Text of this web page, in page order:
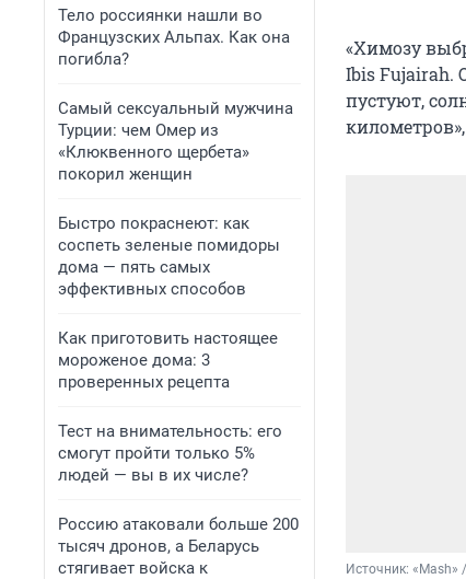
Тело россиянки нашли во
Французских Альпах. Как она
погибла?
Самый сексуальный мужчина
Турции: чем Омер из
«Клюквенного щербета»
покорил женщин
Быстро покраснеют: как
соспеть зеленые помидоры
дома — пять самых
эффективных способов
Как приготовить настоящее
мороженое дома: 3
проверенных рецепта
Тест на внимательность: его
смогут пройти только 5%
людей — вы в их числе?
Россию атаковали больше 200
тысяч дронов, а Беларусь
стягивает войска к
«Химозу
Ibis Fujairah.
пустуют,
Источник: «Mash»